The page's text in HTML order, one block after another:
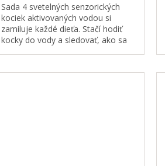
Sada 4 svetelných senzorických
kociek aktivovaných vodou si
zamiluje každé dieťa. Stačí hodiť
kocky do vody a sledovať, ako sa